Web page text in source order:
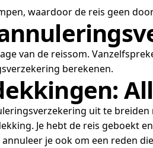
waardoor de reis geen
van de reissom.
berekenen.
uit te
Je hebt de reis geboekt
je ook om een reden